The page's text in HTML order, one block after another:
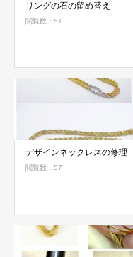
リングの石の留め替え
閲覧数：51
デザインネックレスの修理
閲覧数：57